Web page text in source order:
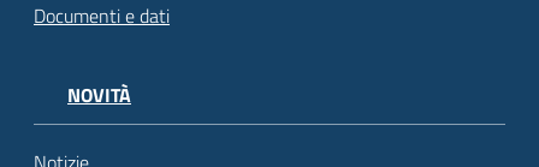
Documenti e dati
NOVITÀ